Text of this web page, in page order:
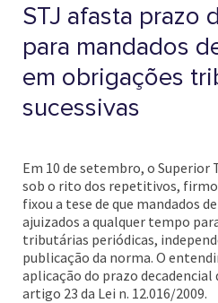
STJ afasta prazo
para mandados
em obrigações
sucessivas
Em 10 de setembro, o Superior
sob o rito dos repetitivos,
fixou a tese de que mandados
ajuizados a qualquer tempo
tributárias periódicas,
publicação da norma. O
aplicação do prazo decadencial
artigo 23 da Lei n. 12.016/2009.